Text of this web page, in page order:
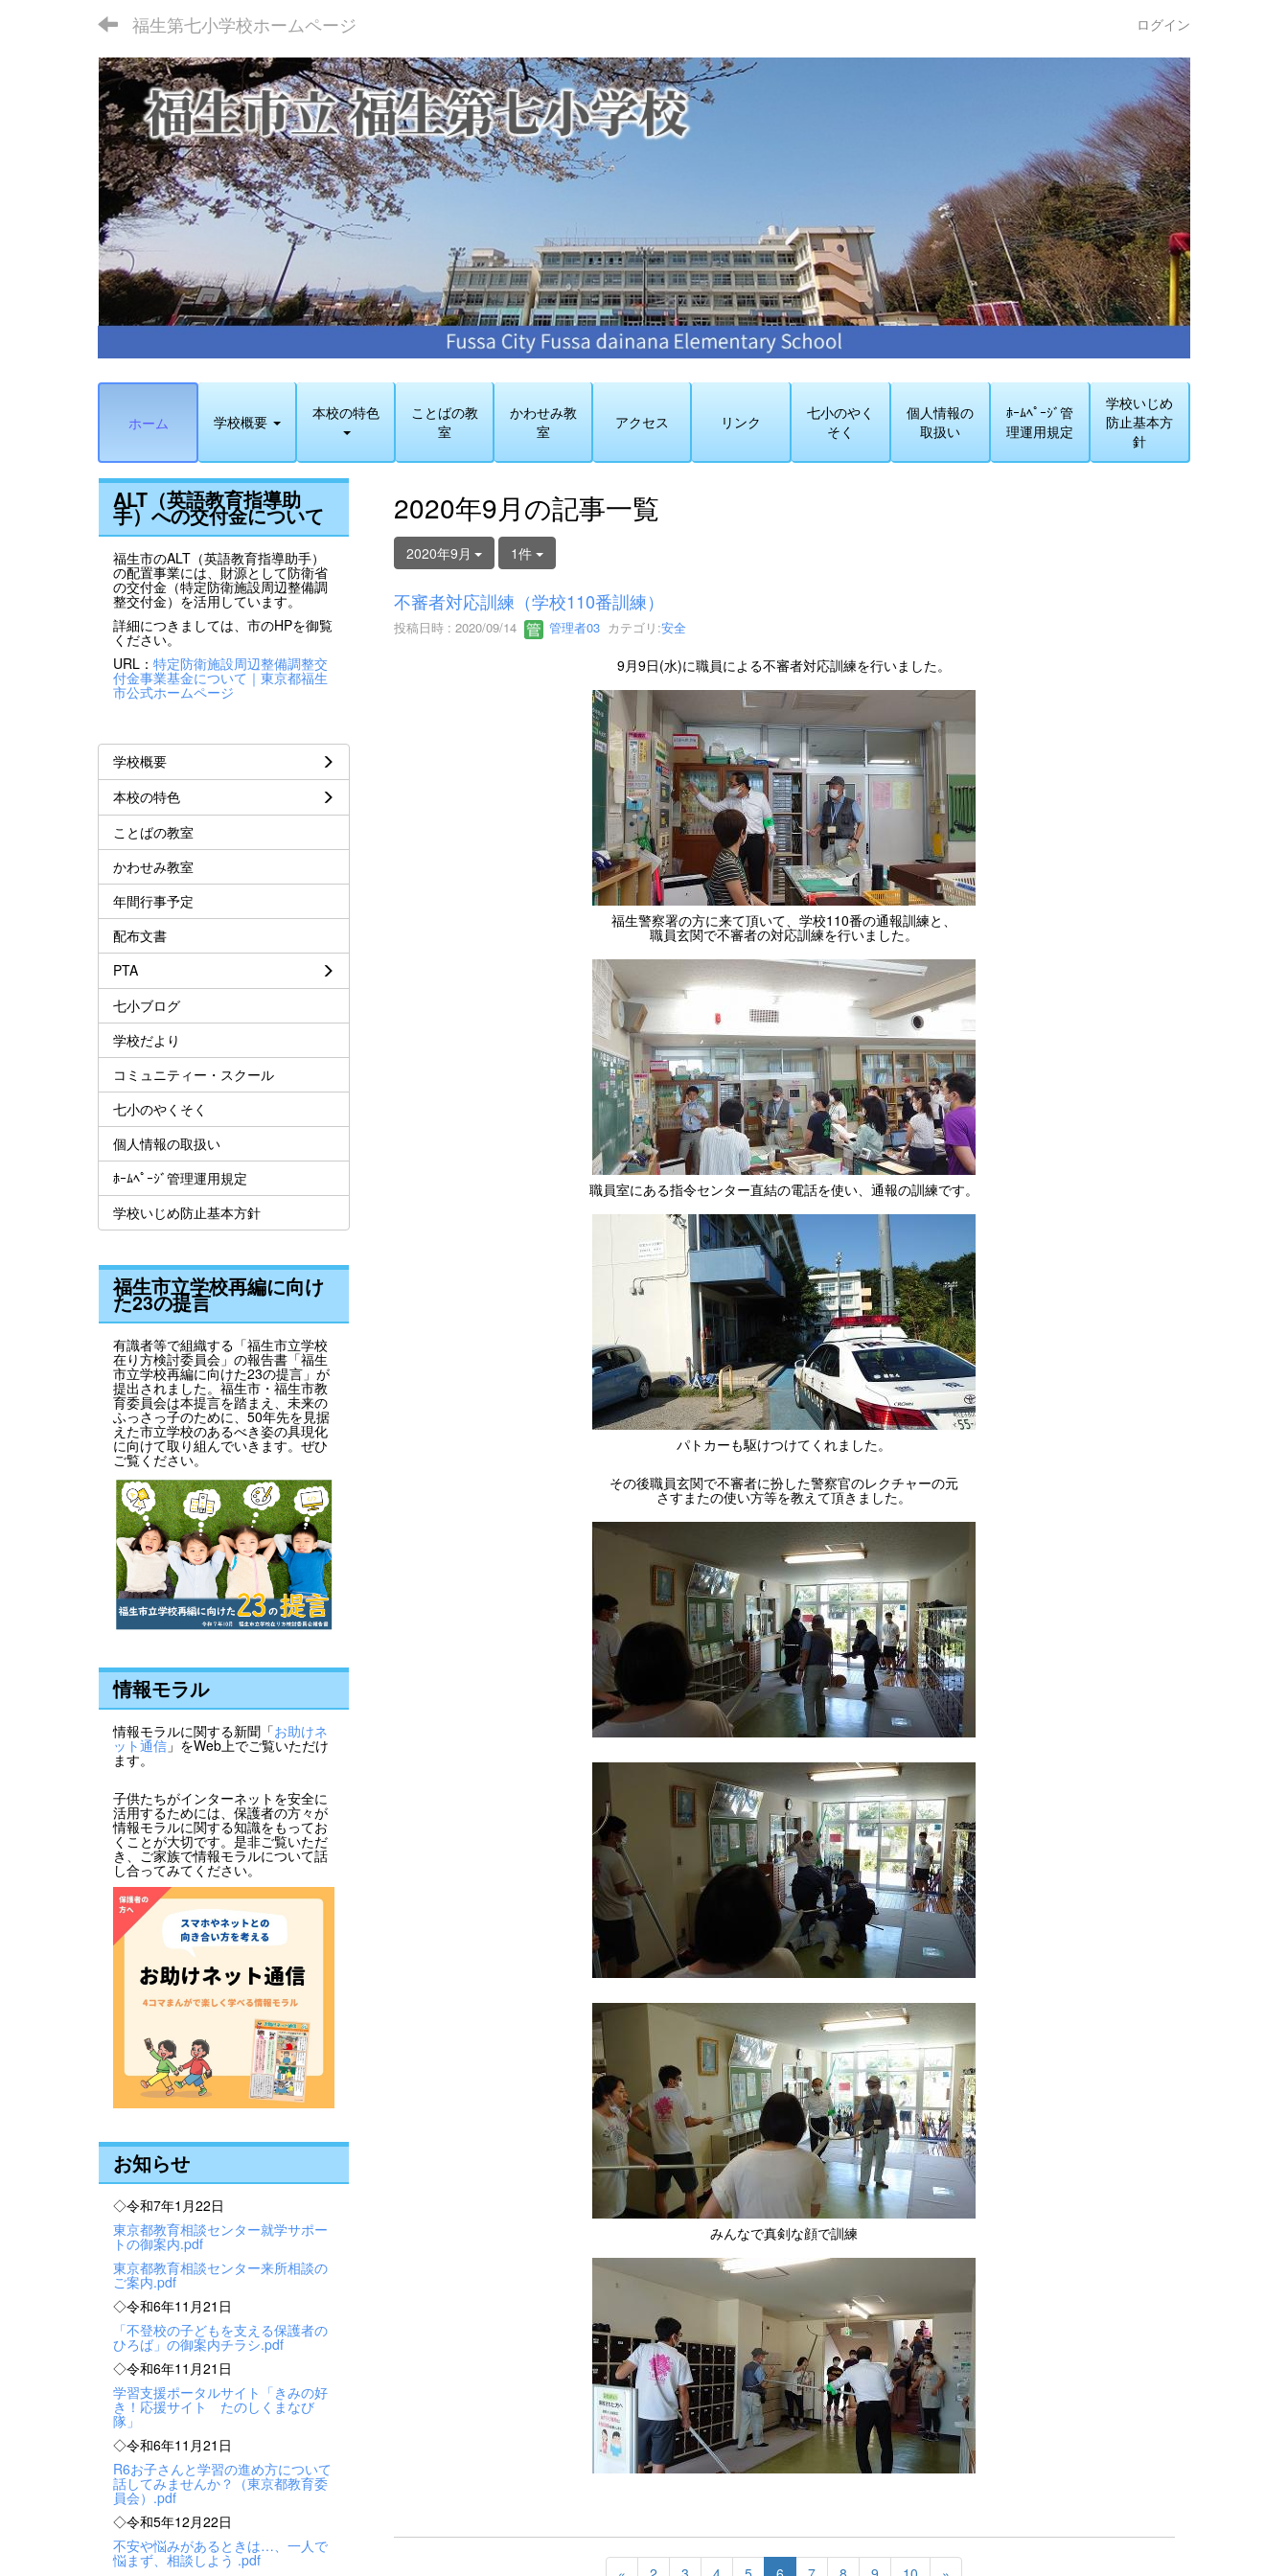
福生第七小学校ホームページ ログイン
ホーム 学校概要 本校の特色
ことばの教
室
かわせみ教
室
アクセス リンク
七小のやく
そく
個人情報の
取扱い
ﾎｰﾑﾍﾟｰｼﾞ管
理運用規定
学校いじめ
防止基本方
針
2020年9月の記事一覧
2020年9月 1件
不審者対応訓練（学校110番訓練）
投稿日時 : 2020/09/14 管理者03カテゴリ:安全
9月9日(水)に職員による不審者対応訓練を行いました。
福生警察署の方に来て頂いて、学校110番の通報訓練と、
職員玄関で不審者の対応訓練を行いました。
職員室にある指令センター直結の電話を使い、通報の訓練です。
パトカーも駆けつけてくれました。
その後職員玄関で不審者に扮した警察官のレクチャーの元
さすまたの使い方等を教えて頂きました。
みんなで真剣な顔で訓練
ALT（英語教育指導助
手）への交付金について
福生市のALT（英語教育指導助手）
の配置事業には、財源として防衛省
の交付金（特定防衛施設周辺整備調
整交付金）を活用しています。
詳細につきましては、市のHPを御覧
ください。
URL： 特定防衛施設周辺整備調整交
付金事業基金について｜東京都福生
市公式ホームページ
学校概要
本校の特色
ことばの教室
かわせみ教室
年間行事予定
配布文書
PTA
七小ブログ
学校だより
コミュニティー・スクール
七小のやくそく
個人情報の取扱い
ﾎｰﾑﾍﾟｰｼﾞ管理運用規定
学校いじめ防止基本方針
福生市立学校再編に向け
た23の提言
有識者等で組織する「福生市立学校
在り方検討委員会」の報告書「福生
市立学校再編に向けた23の提言」が
提出されました。福生市・福生市教
育委員会は本提言を踏まえ、未来の
ふっさっ子のために、50年先を見据
えた市立学校のあるべき姿の具現化
に向けて取り組んでいきます。ぜひ
ご覧ください。
情報モラル
情報モラルに関する新聞「お助けネ
ット通信 」をWeb上でご覧いただけ
ます。
子供たちがインターネットを安全に
活用するためには、保護者の方々が
情報モラルに関する知識をもってお
くことが大切です。是非ご覧いただ
き、ご家族で情報モラルについて話
し合ってみてください。
お知らせ
◇令和7年1月22日
東京都教育相談センター就学サポー
トの御案内.pdf
東京都教育相談センター来所相談の
ご案内.pdf
◇令和6年11月21日
「不登校の子どもを支える保護者の
ひろば」の御案内チラシ.pdf
◇令和6年11月21日
学習支援ポータルサイト「きみの好
き！応援サイト たのしくまなび
隊」
◇令和6年11月21日
R6お子さんと学習の進め方について
話してみませんか？（東京都教育委
員会）.pdf
◇令和5年12月22日
不安や悩みがあるときは…、一人で
悩まず、相談しよう .pdf